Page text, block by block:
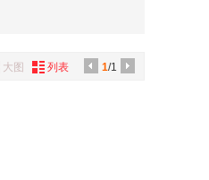
1/1
大图 列表